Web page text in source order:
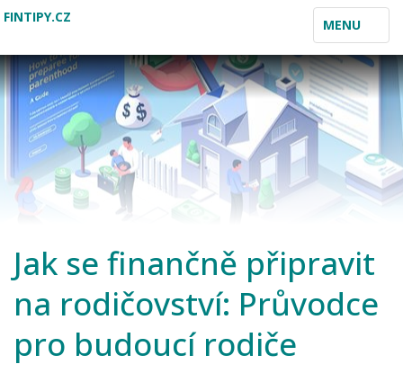
TOGGLE
NAVIGATION
MENU
FINTIPY.CZ
Jak se finančně připravit
na rodičovství: Průvodce
pro budoucí rodiče